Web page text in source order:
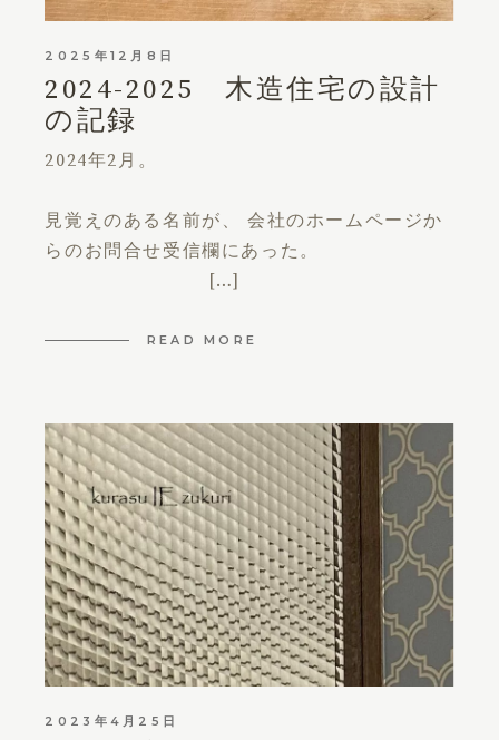
2025年12月8日
2024-2025 木造住宅の設計
の記録
2024年2月。
見覚えのある名前が、 会社のホームページか
らのお問合せ受信欄にあった。
[…]
READ MORE
2023年4月25日